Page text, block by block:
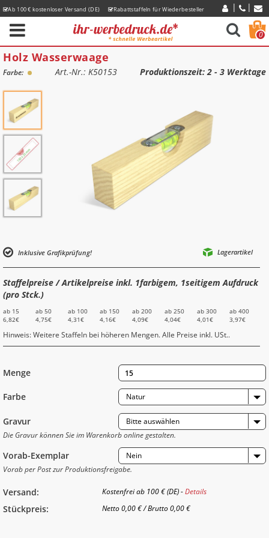
Ab 100 € kostenloser Versand (DE)
Rabattstaffeln für Wiederbesteller
0
Holz Wasserwaage
Farbe: Art.-Nr.: K50153 Produktionszeit: 2 - 3 Werktage
Inklusive Grafikprüfung! Lagerartikel
Staffelpreise / Artikelpreise inkl. 1farbigem, 1seitigem Aufdruck
(pro Stck.)
ab 15
6,82€
ab 50
4,75€
ab 100
4,31€
ab 150
4,16€
ab 200
4,09€
ab 250
4,04€
ab 300
4,01€
ab 400
3,97€
Hinweis: Weitere Staffeln bei höheren Mengen. Alle Preise inkl. USt..
Menge
Farbe Natur
Gravur
Bitte auswählen
Die Gravur können Sie im Warenkorb online gestalten.
Vorab-Exemplar
Nein
Vorab per Post zur Produktionsfreigabe.
Versand: Kostenfrei ab 100 € (DE) -Details
Stückpreis: Netto 0,00 €/ Brutto 0,00 €